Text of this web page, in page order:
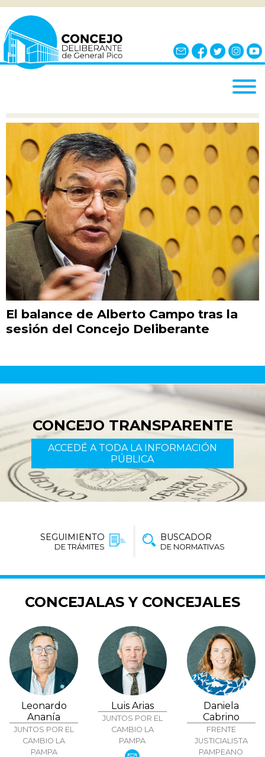
INICIO
EL CONCEJO
¿QUÉ ES?
AUTORIDADES
BLOQUES
COMISIONES
NOTICIAS
CONCEJO TRANSPARENTE
INFORMACIÓN DE SESIONES
¿EN QUÉ ESTAMOS TRABAJANDO?
BUSCADOR DE NORMATIVAS
El balance de Alberto Campo tras la
sesión del Concejo Deliberante
CONCEJO TRANSPARENTE
ACCEDÉ A TODA LA INFORMACIÓN
PÚBLICA
SEGUIMIENTO
DE TRÁMITES
BUSCADOR
DE NORMATIVAS
CONCEJALAS Y CONCEJALES
Leonardo
Ananía
JUNTOS POR EL
CAMBIO LA
PAMPA
Luis Arias
JUNTOS POR EL
CAMBIO LA
PAMPA
Daniela
Cabrino
FRENTE
JUSTICIALISTA
PAMPEANO